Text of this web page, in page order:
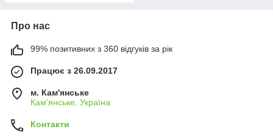
Про нас
99% позитивних з 360 відгуків за рік
Працює з 26.09.2017
м. Кам'янське
Кам'янське, Україна
Контакти